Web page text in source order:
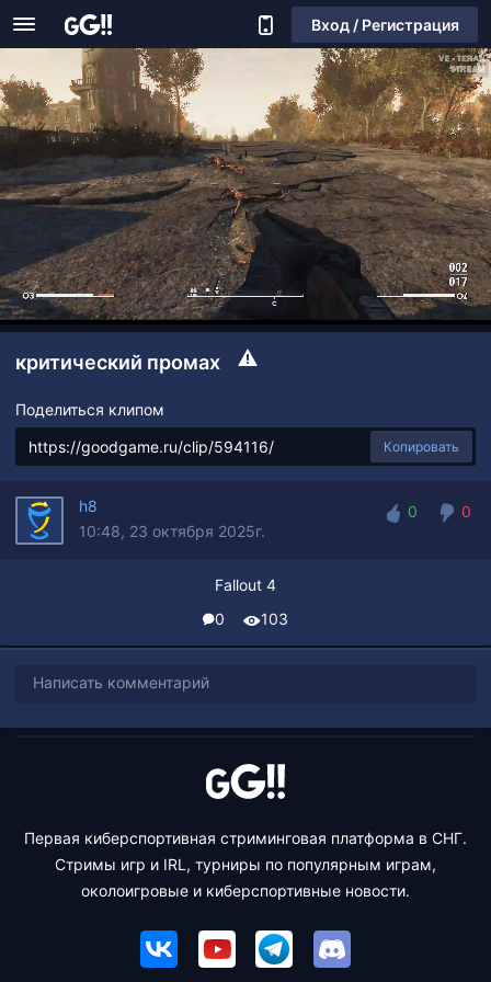
Вход / Регистрация
критический промах
Поделиться клипом
Копировать
h8
10:48, 23 октября 2025г.
0
0
Fallout 4
0
103
Написать комментарий
Первая киберспортивная стриминговая платформа в СНГ.
Стримы игр и IRL, турниры по популярным играм,
околоигровые и киберспортивные новости.